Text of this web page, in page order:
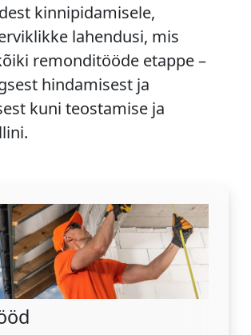
kinnipidamisele,
lahendusi, mis
remonditööde etappe –
hindamisest ja
kuni teostamise ja